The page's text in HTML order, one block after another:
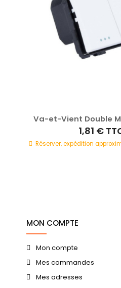
Va-et-Vient Double
1,81 €
Réserver, expédition
MON COMPTE
Mon compte
Mes commandes
Mes adresses